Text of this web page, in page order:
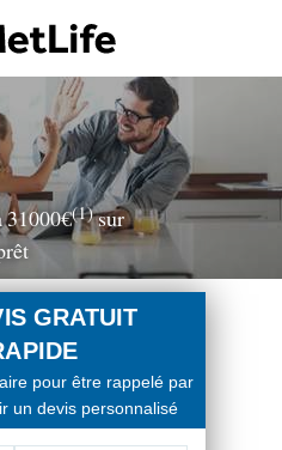
GRATUIT
pour être rappelé par
un devis personnalisé
31000€(1)sur